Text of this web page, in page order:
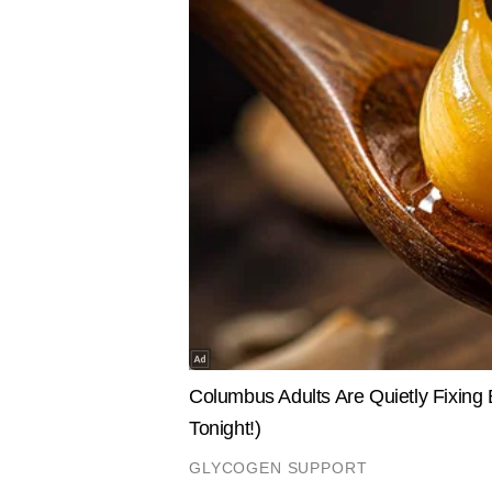
राहुल गांधी के घर के बाहर सुरक्षा सख्त,
प्रदर्शन करने पहुंचे साधु-संतों को पुलिस ने
SPORTS
श्रीलंका में
कप्तान
मैच से बाहर
पूजा मेहता
पूजा मेहता एक वरिष्ठ टेलीविज़न
आंतरिक संघर्ष, रक्षा, पर्यावरण और
फोकस रखते हुए। संघर्षग्रस्त इलाकों से
Hindi News India